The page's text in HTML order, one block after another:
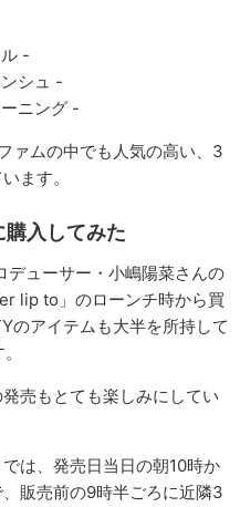
-
シュ -
ニング -
ァムの中でも人気の高い、3
ます。
入してみた
ューサー・小嶋陽菜さんの
lip to」のローンチ時から買
のアイテムも大半を所持して
売もとても楽しみにしてい
は、発売日当日の朝10時か
販売前の9時半ごろに近隣3